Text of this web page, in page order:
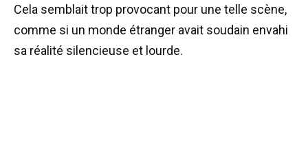
Cela semblait trop provocant pour une telle scène,
comme si un monde étranger avait soudain envahi
sa réalité silencieuse et lourde.